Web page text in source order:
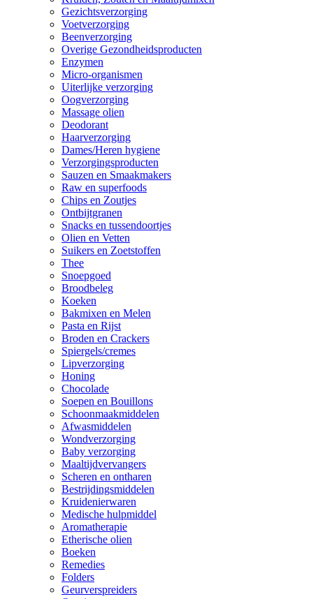
Gezichtsverzorging
Voetverzorging
Beenverzorging
Overige Gezondheidsproducten
Enzymen
Micro-organismen
Uiterlijke verzorging
Oogverzorging
Massage olien
Deodorant
Haarverzorging
Dames/Heren hygiene
Verzorgingsproducten
Sauzen en Smaakmakers
Raw en superfoods
Chips en Zoutjes
Ontbijtgranen
Snacks en tussendoortjes
Olien en Vetten
Suikers en Zoetstoffen
Thee
Snoepgoed
Broodbeleg
Koeken
Bakmixen en Melen
Pasta en Rijst
Broden en Crackers
Spiergels/cremes
Lipverzorging
Honing
Chocolade
Soepen en Bouillons
Schoonmaakmiddelen
Afwasmiddelen
Wondverzorging
Baby verzorging
Maaltijdvervangers
Scheren en ontharen
Bestrijdingsmiddelen
Kruidenierwaren
Medische hulpmiddel
Aromatherapie
Etherische olien
Boeken
Remedies
Folders
Geurverspreiders